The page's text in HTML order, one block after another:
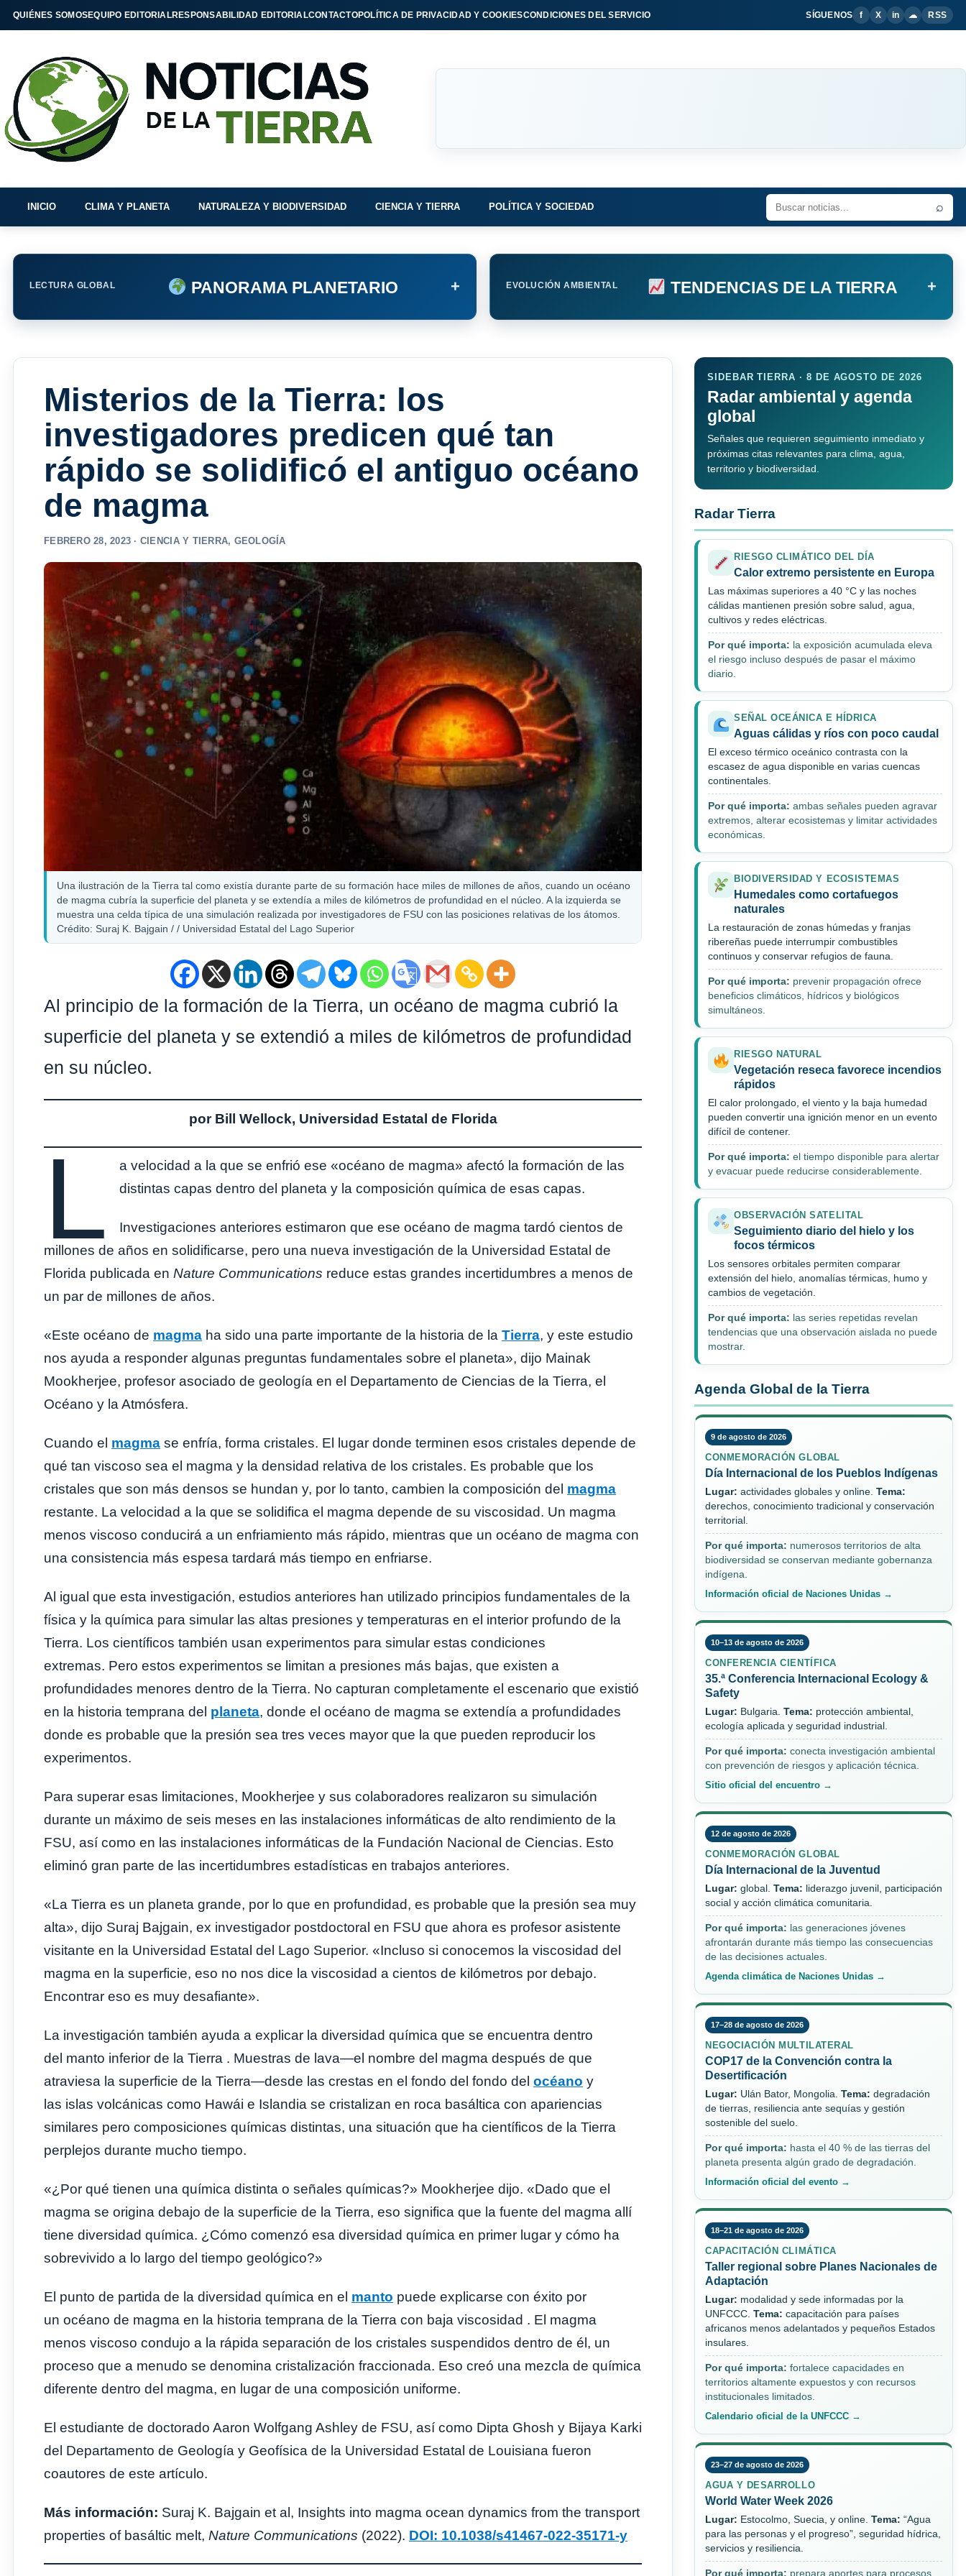
QUIÉNES SOMOSEQUIPO EDITORIALRESPONSABILIDAD EDITORIALCONTACTOPOLÍTICA DE PRIVACIDAD Y COOKIESCONDICIONES DEL SERVICIO SÍGUENOS f X in ☁ RSS
INICIO CLIMA Y PLANETA NATURALEZA Y BIODIVERSIDAD CIENCIA Y TIERRA POLÍTICA Y SOCIEDAD ⌕
LECTURA GLOBAL PANORAMA PLANETARIO + EVOLUCIÓN AMBIENTAL TENDENCIAS DE LA TIERRA +
Misterios de la Tierra: los
investigadores predicen qué tan
rápido se solidificó el antiguo océano
de magma
FEBRERO 28, 2023 · CIENCIA Y TIERRA, GEOLOGÍA
Una ilustración de la Tierra tal como existía durante parte de su formación hace miles de millones de años, cuando un océano
de magma cubría la superficie del planeta y se extendía a miles de kilómetros de profundidad en el núcleo. A la izquierda se
muestra una celda típica de una simulación realizada por investigadores de FSU con las posiciones relativas de los átomos.
Crédito: Suraj K. Bajgain / / Universidad Estatal del Lago Superior
Al principio de la formación de la Tierra, un océano de magma cubrió la
superficie del planeta y se extendió a miles de kilómetros de profundidad
en su núcleo.
por Bill Wellock, Universidad Estatal de Florida
L
a velocidad a la que se enfrió ese «océano de magma» afectó la formación de las
distintas capas dentro del planeta y la composición química de esas capas.
Investigaciones anteriores estimaron que ese océano de magma tardó cientos de
millones de años en solidificarse, pero una nueva investigación de la Universidad Estatal de
Florida publicada en Nature Communications reduce estas grandes incertidumbres a menos de
un par de millones de años.
«Este océano de magma ha sido una parte importante de la historia de la Tierra, y este estudio
nos ayuda a responder algunas preguntas fundamentales sobre el planeta», dijo Mainak
Mookherjee, profesor asociado de geología en el Departamento de Ciencias de la Tierra, el
Océano y la Atmósfera.
Cuando el magma se enfría, forma cristales. El lugar donde terminen esos cristales depende de
qué tan viscoso sea el magma y la densidad relativa de los cristales. Es probable que los
cristales que son más densos se hundan y, por lo tanto, cambien la composición del magma
restante. La velocidad a la que se solidifica el magma depende de su viscosidad. Un magma
menos viscoso conducirá a un enfriamiento más rápido, mientras que un océano de magma con
una consistencia más espesa tardará más tiempo en enfriarse.
Al igual que esta investigación, estudios anteriores han utilizado principios fundamentales de la
física y la química para simular las altas presiones y temperaturas en el interior profundo de la
Tierra. Los científicos también usan experimentos para simular estas condiciones
extremas. Pero estos experimentos se limitan a presiones más bajas, que existen a
profundidades menores dentro de la Tierra. No capturan completamente el escenario que existió
en la historia temprana del planeta, donde el océano de magma se extendía a profundidades
donde es probable que la presión sea tres veces mayor que la que pueden reproducir los
experimentos.
Para superar esas limitaciones, Mookherjee y sus colaboradores realizaron su simulación
durante un máximo de seis meses en las instalaciones informáticas de alto rendimiento de la
FSU, así como en las instalaciones informáticas de la Fundación Nacional de Ciencias. Esto
eliminó gran parte de las incertidumbres estadísticas en trabajos anteriores.
«La Tierra es un planeta grande, por lo que en profundidad, es probable que la presión sea muy
alta», dijo Suraj Bajgain, ex investigador postdoctoral en FSU que ahora es profesor asistente
visitante en la Universidad Estatal del Lago Superior. «Incluso si conocemos la viscosidad del
magma en la superficie, eso no nos dice la viscosidad a cientos de kilómetros por debajo.
Encontrar eso es muy desafiante».
La investigación también ayuda a explicar la diversidad química que se encuentra dentro
del manto inferior de la Tierra . Muestras de lava—el nombre del magma después de que
atraviesa la superficie de la Tierra—desde las crestas en el fondo del fondo del océano y
las islas volcánicas como Hawái e Islandia se cristalizan en roca basáltica con apariencias
similares pero composiciones químicas distintas, una situación que ha científicos de la Tierra
perplejos durante mucho tiempo.
«¿Por qué tienen una química distinta o señales químicas?» Mookherjee dijo. «Dado que el
magma se origina debajo de la superficie de la Tierra, eso significa que la fuente del magma allí
tiene diversidad química. ¿Cómo comenzó esa diversidad química en primer lugar y cómo ha
sobrevivido a lo largo del tiempo geológico?»
El punto de partida de la diversidad química en el manto puede explicarse con éxito por
un océano de magma en la historia temprana de la Tierra con baja viscosidad . El magma
menos viscoso condujo a la rápida separación de los cristales suspendidos dentro de él, un
proceso que a menudo se denomina cristalización fraccionada. Eso creó una mezcla de química
diferente dentro del magma, en lugar de una composición uniforme.
El estudiante de doctorado Aaron Wolfgang Ashley de FSU, así como Dipta Ghosh y Bijaya Karki
del Departamento de Geología y Geofísica de la Universidad Estatal de Louisiana fueron
coautores de este artículo.
Más información: Suraj K. Bajgain et al, Insights into magma ocean dynamics from the transport
properties of basáltic melt, Nature Communications (2022). DOI: 10.1038/s41467-022-35171-y
SIDEBAR TIERRA · 8 DE AGOSTO DE 2026
Radar ambiental y agenda
global
Señales que requieren seguimiento inmediato y
próximas citas relevantes para clima, agua,
territorio y biodiversidad.
Radar Tierra
RIESGO CLIMÁTICO DEL DÍA
Calor extremo persistente en Europa
Las máximas superiores a 40 °C y las noches
cálidas mantienen presión sobre salud, agua,
cultivos y redes eléctricas.
Por qué importa: la exposición acumulada eleva
el riesgo incluso después de pasar el máximo
diario.
SEÑAL OCEÁNICA E HÍDRICA
Aguas cálidas y ríos con poco caudal
El exceso térmico oceánico contrasta con la
escasez de agua disponible en varias cuencas
continentales.
Por qué importa: ambas señales pueden agravar
extremos, alterar ecosistemas y limitar actividades
económicas.
BIODIVERSIDAD Y ECOSISTEMAS
Humedales como cortafuegos
naturales
La restauración de zonas húmedas y franjas
ribereñas puede interrumpir combustibles
continuos y conservar refugios de fauna.
Por qué importa: prevenir propagación ofrece
beneficios climáticos, hídricos y biológicos
simultáneos.
RIESGO NATURAL
Vegetación reseca favorece incendios
rápidos
El calor prolongado, el viento y la baja humedad
pueden convertir una ignición menor en un evento
difícil de contener.
Por qué importa: el tiempo disponible para alertar
y evacuar puede reducirse considerablemente.
OBSERVACIÓN SATELITAL
Seguimiento diario del hielo y los
focos térmicos
Los sensores orbitales permiten comparar
extensión del hielo, anomalías térmicas, humo y
cambios de vegetación.
Por qué importa: las series repetidas revelan
tendencias que una observación aislada no puede
mostrar.
Agenda Global de la Tierra
9 de agosto de 2026
CONMEMORACIÓN GLOBAL
Día Internacional de los Pueblos Indígenas
Lugar: actividades globales y online. Tema:
derechos, conocimiento tradicional y conservación
territorial.
Por qué importa: numerosos territorios de alta
biodiversidad se conservan mediante gobernanza
indígena.
Información oficial de Naciones Unidas →
10–13 de agosto de 2026
CONFERENCIA CIENTÍFICA
35.ª Conferencia Internacional Ecology &
Safety
Lugar: Bulgaria. Tema: protección ambiental,
ecología aplicada y seguridad industrial.
Por qué importa: conecta investigación ambiental
con prevención de riesgos y aplicación técnica.
Sitio oficial del encuentro →
12 de agosto de 2026
CONMEMORACIÓN GLOBAL
Día Internacional de la Juventud
Lugar: global. Tema: liderazgo juvenil, participación
social y acción climática comunitaria.
Por qué importa: las generaciones jóvenes
afrontarán durante más tiempo las consecuencias
de las decisiones actuales.
Agenda climática de Naciones Unidas →
17–28 de agosto de 2026
NEGOCIACIÓN MULTILATERAL
COP17 de la Convención contra la
Desertificación
Lugar: Ulán Bator, Mongolia. Tema: degradación
de tierras, resiliencia ante sequías y gestión
sostenible del suelo.
Por qué importa: hasta el 40 % de las tierras del
planeta presenta algún grado de degradación.
Información oficial del evento →
18–21 de agosto de 2026
CAPACITACIÓN CLIMÁTICA
Taller regional sobre Planes Nacionales de
Adaptación
Lugar: modalidad y sede informadas por la
UNFCCC. Tema: capacitación para países
africanos menos adelantados y pequeños Estados
insulares.
Por qué importa: fortalece capacidades en
territorios altamente expuestos y con recursos
institucionales limitados.
Calendario oficial de la UNFCCC →
23–27 de agosto de 2026
AGUA Y DESARROLLO
World Water Week 2026
Lugar: Estocolmo, Suecia, y online. Tema: “Agua
para las personas y el progreso”, seguridad hídrica,
servicios y resiliencia.
Por qué importa: prepara aportes para procesos